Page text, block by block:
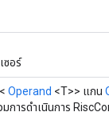
ซอร์
Operand <T>> แกน
การดำเนินการ